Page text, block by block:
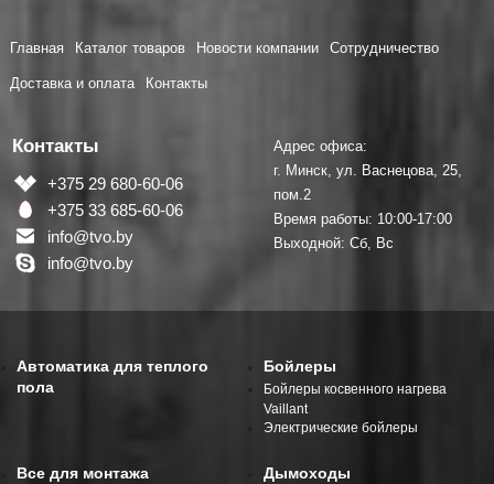
Главная Каталог товаров Новости компании Сотрудничество
Доставка и оплата Контакты
Контакты
+375 29 680-60-06
+375 33 685-60-06
info@tvo.by
info@tvo.by
Адрес офиса:
г. Минск, ул. Васнецова, 25,
пом.2
Время работы: 10:00-17:00
Выходной: Сб, Вс
Автоматика для теплого
пола
Бойлеры
Бойлеры косвенного нагрева
Vaillant
Электрические бойлеры
Все для монтажа Дымоходы